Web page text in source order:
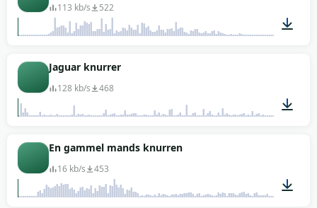
113 kb/s 522
Jaguar knurrer
128 kb/s 468
En gammel mands knurren
16 kb/s 453